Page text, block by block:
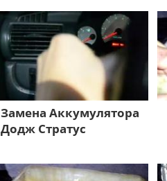
Замена Аккумулятора
Додж Стратус